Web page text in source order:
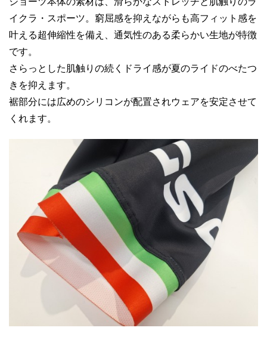
イクラ・スポーツ。窮屈感を抑えながらも高フィット感を
叶える超伸縮性を備え、通気性のある柔らかい生地が特徴
です。
さらっとした肌触りの続くドライ感が夏のライドのべたつ
きを抑えます。
裾部分には広めのシリコンが配置されウェアを安定させて
くれます。